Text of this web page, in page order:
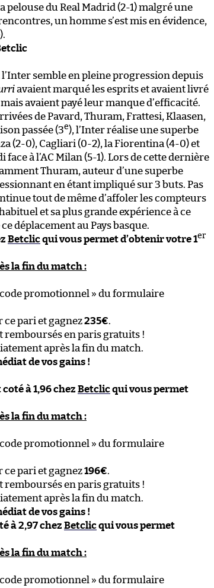
pelouse du Real Madrid (2-1) malgré une
un homme s’est mis en évidence,
semble en pleine progression depuis
avaient marqué les esprits et avaient livré
avaient payé leur manque d’efficacité.
de Pavard, Thuram, Frattesi, Klaasen,
passée (3e), l’Inter réalise une superbe
(2-0), Cagliari (0-2), la Fiorentina (4-0) et
à l’AC Milan (5-1). Lors de cette dernière
Thuram, auteur d’une superbe
en étant impliqué sur 3 buts. Pas
tout de même d’affoler les compteurs
et sa plus grande expérience à ce
déplacement au Pays basque.
Betclicqui vous permet d’obtenir votre 1er
la fin du match :
code promotionnel » du formulaire
ce pari et gagnez235€.
remboursés en paris gratuits !
après la fin du match.
de vos gains !
à 1,96 chez Betclicqui vous permet
la fin du match :
code promotionnel » du formulaire
ce pari et gagnez196€.
remboursés en paris gratuits !
après la fin du match.
de vos gains !
à 2,97 chez Betclicqui vous permet
la fin du match :
code promotionnel » du formulaire